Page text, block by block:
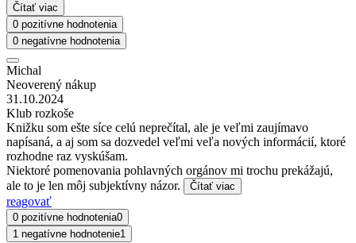
Čítať viac
0 pozitívne hodnotenia
0 negatívne hodnotenia
Michal
Neoverený nákup
31.10.2024
Klub rozkoše
Knižku som ešte síce celú neprečítal, ale je veľmi zaujímavo
napísaná, a aj som sa dozvedel veľmi veľa nových informácií, ktoré
rozhodne raz vyskúšam.
Niektoré pomenovania pohlavných orgánov mi trochu prekážajú,
ale to je len môj subjektívny názor.
Čítať viac
reagovať
0 pozitívne hodnotenia0
1 negatívne hodnotenie1